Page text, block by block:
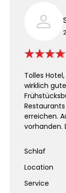
Tolles
wirklich
erreichen.
vorhanden.
Schlaf
Location
Service